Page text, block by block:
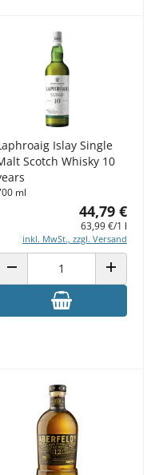
Islay Single
Scotch Whisky 10
ml
44,79 €
63,99 €/1 l
inkl. MwSt., zzgl. Versand
ANZAHL VERRINGERN ANZAHL